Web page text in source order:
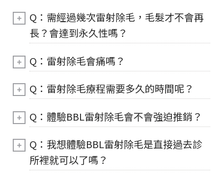
Q：需經過幾次雷射除毛，毛髮才不會再
長？會達到永久性嗎？
Q：雷射除毛會痛嗎？
Q：雷射除毛療程需要多久的時間呢？
Q：體驗BBL雷射除毛會不會強迫推銷？
Q：我想體驗BBL雷射除毛是直接過去診
所裡就可以了嗎？